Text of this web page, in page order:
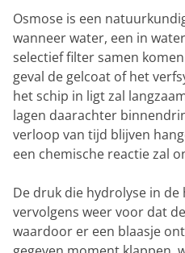
Osmose is een
wanneer water, een in
selectief filter samen
geval de gelcoat of het
het schip in ligt zal
lagen daarachter
verloop van tijd blijven
een chemische reactie zal
De druk die hydrolyse in
vervolgens weer voor dat
waardoor er een blaasje